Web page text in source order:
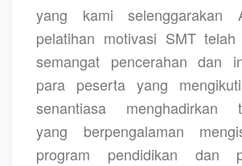
yang kami selenggarakan
pelatihan motivasi SMT telah
semangat pencerahan dan
para peserta yang
senantiasa menghadirkan
yang berpengalaman
program pendidikan dan